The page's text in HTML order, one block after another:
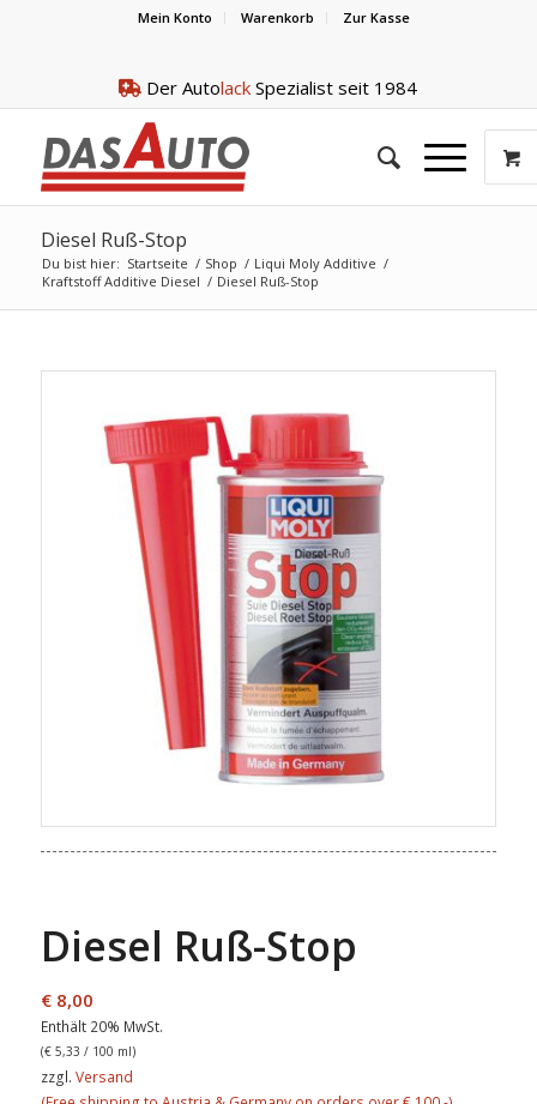
Mein Konto Warenkorb Zur Kasse
Der Autolack Spezialist seit 1984
Diesel Ruß-Stop
Du bist hier: Startseite / Shop / Liqui Moly Additive /
Kraftstoff Additive Diesel / Diesel Ruß-Stop
Diesel Ruß-Stop
€8,00
Enthält 20% MwSt.
(€5,33 / 100 ml)
zzgl. Versand